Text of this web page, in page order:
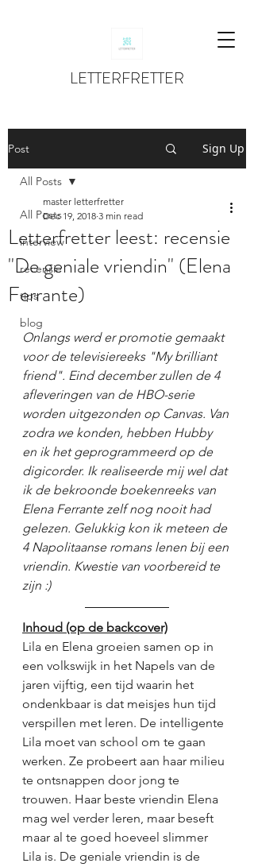
LETTERFRETTER
Post Sign Up
All Posts
interview
recensie
tips
blog
All Posts
Letterfretter leest: recensie
"De geniale vriendin" (Elena
Ferrante)
master letterfretter
Dec 19, 2018 3 min read
Onlangs werd er promotie gemaakt
voor de televisiereeks "My brilliant
friend". Eind december zullen de 4
afleveringen van de HBO-serie
worden uitgezonden op Canvas. Van
zodra we konden, hebben Hubby
en ik het geprogrammeerd op de
digicorder. Ik realiseerde mij wel dat
ik de bekroonde boekenreeks van
Elena Ferrante zelf nog nooit had
gelezen. Gelukkig kon ik meteen de
4 Napolitaanse romans lenen bij een
vriendin. Kwestie van voorbereid te
zijn :)
Inhoud (op de backcover)
Lila en Elena groeien samen op in
een volkswijk in het Napels van de
jaren vijftig, een tijd waarin het
ondenkbaar is dat meisjes hun tijd
verspillen met leren. De intelligente
Lila moet van school om te gaan
werken. Ze probeert aan haar milieu
te ontsnappen door jong te
trouwen. Haar beste vriendin Elena
mag wel verder leren, maar beseft
maar al te goed hoeveel slimmer
Lila is. De geniale vriendin is de